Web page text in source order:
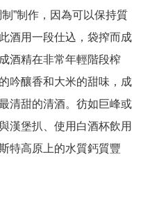
”制作，因為可以保持質
酒用一段仕込，袋搾而成
酒精在非常年輕階段榨
吟釀香和大米的甜味，成
清甜的清酒。彷如巨峰或
漢堡扒、使用白酒杯飲用
特高原上的水質鈣質豐